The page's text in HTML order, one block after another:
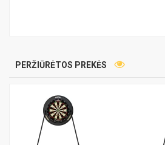
PERŽIŪRĖTOS PREKĖS